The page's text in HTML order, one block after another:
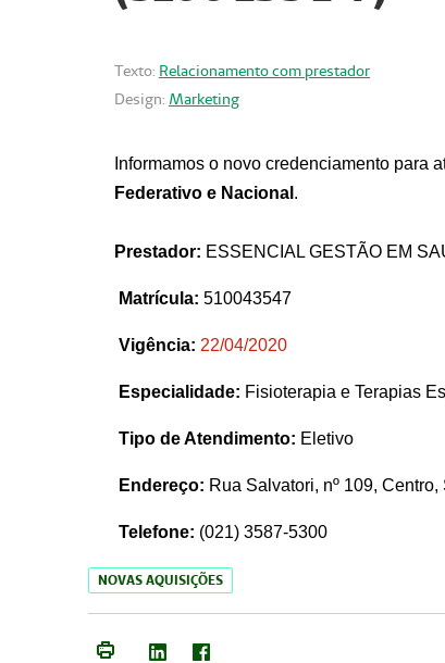
Texto: Relacionamento com prestador
Design: Marketing
Informamos o novo credenciamento para
Federativo e Nacional .
Prestador: ESSENCIAL GESTÃO EM
Matrícula: 510043547
Vigência: 22/04/2020
Especialidade: Fisioterapia e Terapias
Tipo de Atendimento: Eletivo
Endereço: Rua Salvatori, nº 109,
Telefone: (021) 3587-5300
NOVAS AQUISIÇÕES